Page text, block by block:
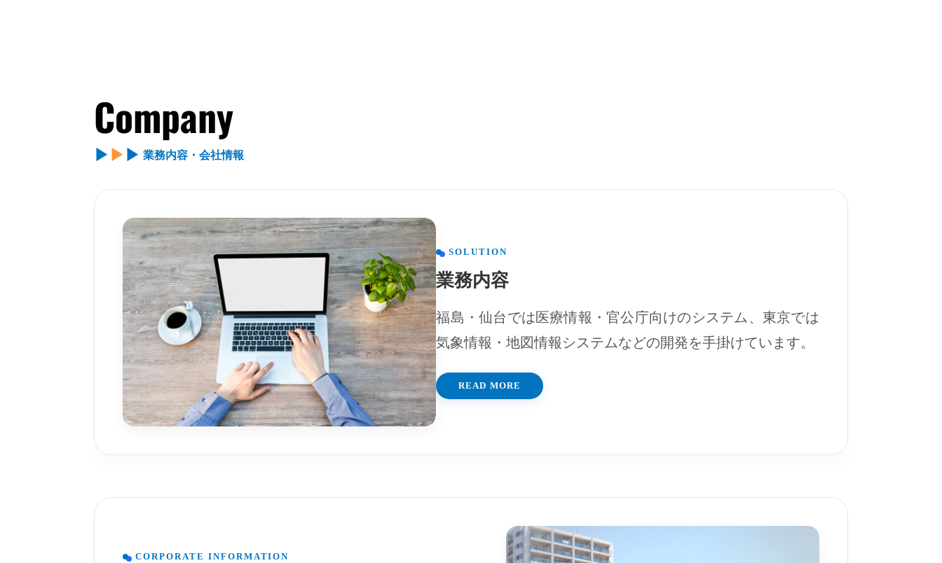
Company
▶ ▶ ▶ 業務内容・会社情報
SOLUTION
業務内容
福島・仙台では医療情報・官公庁向けのシステム、東京では
気象情報・地図情報システムなどの開発を手掛けています。
READ MORE
CORPORATE INFORMATION